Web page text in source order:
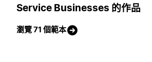
Service Businesses 的作品
瀏覽 71 個範本